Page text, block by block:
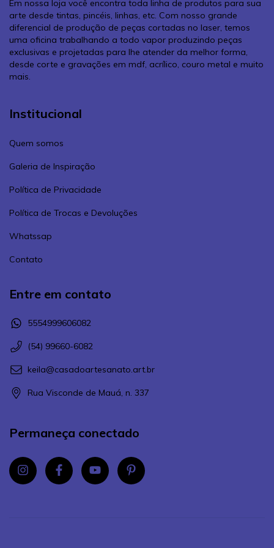
Em nossa loja você encontra toda linha de produtos para sua
arte desde tintas, pincéis, linhas, etc. Com nosso grande
diferencial de produção de peças cortadas no laser, temos
uma oficina trabalhando a todo vapor produzindo peças
exclusivas e projetadas para lhe atender da melhor forma,
desde corte e gravações em mdf, acrílico, couro metal e muito
mais.
Institucional
Quem somos
Galeria de Inspiração
Política de Privacidade
Política de Trocas e Devoluções
Whatssap
Contato
Entre em contato
5554999606082
(54) 99660-6082
keila@casadoartesanato.art.br
Rua Visconde de Mauá, n. 337
Permaneça conectado